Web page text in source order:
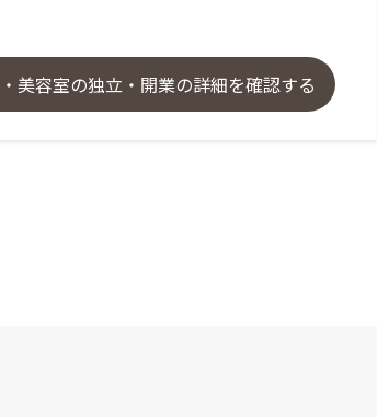
美容室の独立・開業の詳細を確認する